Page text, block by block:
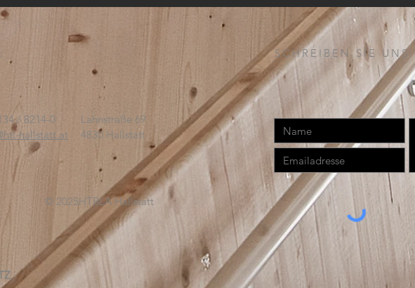
/ 8214-0
hallstatt.at
Lahnstraße 69
4830 Hallstatt
© 2025HTBLA Hallstatt
SCHREIBEN SIE UNS: